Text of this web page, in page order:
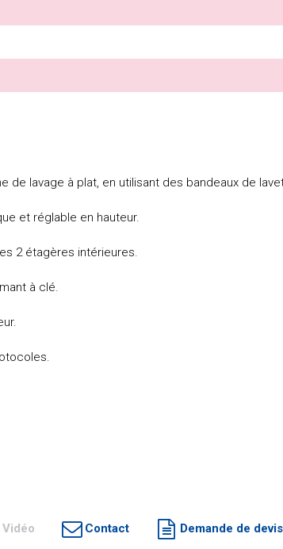
de lavage à plat, en utilisant des bandeaux de
et réglable en hauteur.
2 étagères intérieures.
à clé.
Vidéo Contact Demande de devis